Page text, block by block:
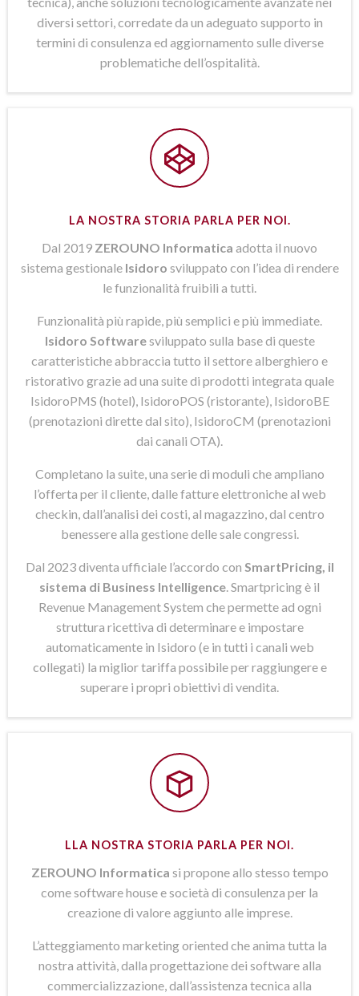
diversi settori, corredate da un adeguato supporto in
termini di consulenza ed aggiornamento sulle diverse
problematiche dell’ospitalità.
LA NOSTRA STORIA PARLA PER NOI.
Dal 2019 ZEROUNO Informatica adotta il nuovo
sistema gestionale Isidoro sviluppato con l’idea di rendere
le funzionalità fruibili a tutti.
Funzionalità più rapide, più semplici e più immediate.
Isidoro Softwaresviluppato sulla base di queste
caratteristiche abbraccia tutto il settore alberghiero e
ristorativo grazie ad una suite di prodotti integrata quale
IsidoroPMS (hotel), IsidoroPOS (ristorante), IsidoroBE
(prenotazioni dirette dal sito), IsidoroCM (prenotazioni
dai canali OTA).
Completano la suite, una serie di moduli che ampliano
l’offerta per il cliente, dalle fatture elettroniche al web
checkin, dall’analisi dei costi, al magazzino, dal centro
benessere alla gestione delle sale congressi.
Dal 2023 diventa ufficiale l’accordo con SmartPricing, il
sistema di Business Intelligence . Smartpricing è il
Revenue Management System che permette ad ogni
struttura ricettiva di determinare e impostare
automaticamente in Isidoro (e in tutti i canali web
collegati) la miglior tariffa possibile per raggiungere e
superare i propri obiettivi di vendita.
LLA NOSTRA STORIA PARLA PER NOI.
ZEROUNO Informatica si propone allo stesso tempo
come software house e società di consulenza per la
creazione di valore aggiunto alle imprese.
L’atteggiamento marketing oriented che anima tutta la
nostra attività, dalla progettazione dei software alla
commercializzazione, dall’assistenza tecnica alla